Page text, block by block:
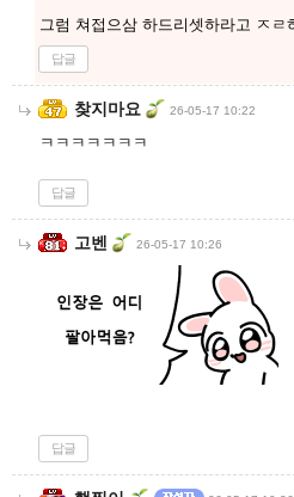
그럼 쳐접으삼 하드리셋하라고 ㅈㄹ
답글
찾지마요 26-05-17 10:22
ㅋㅋㅋㅋㅋㅋㅋ
답글
고벤 26-05-17 10:26
답글